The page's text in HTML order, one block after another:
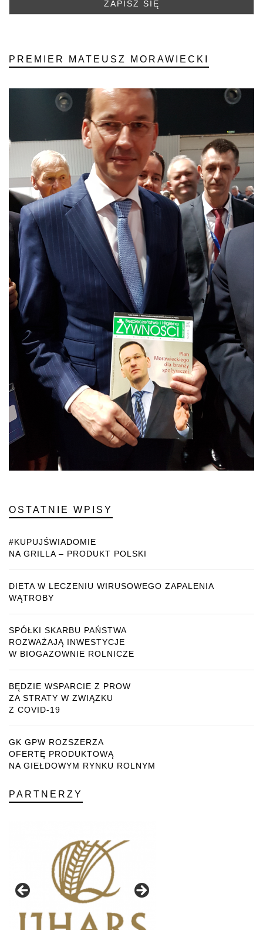
PREMIER MATEUSZ MORAWIECKI
OSTATNIE WPISY
#KUPUJŚWIADOMIE
NA GRILLA – PRODUKT POLSKI
DIETA W LECZENIU WIRUSOWEGO ZAPALENIA
WĄTROBY
SPÓŁKI SKARBU PAŃSTWA
ROZWAŻAJĄ INWESTYCJE
W BIOGAZOWNIE ROLNICZE
BĘDZIE WSPARCIE Z PROW
ZA STRATY W ZWIĄZKU
Z COVID-19
GK GPW ROZSZERZA
OFERTĘ PRODUKTOWĄ
NA GIEŁDOWYM RYNKU ROLNYM
PARTNERZY